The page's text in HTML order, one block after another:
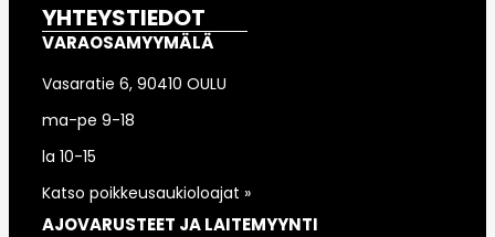
YHTEYSTIEDOT
VARAOSAMYYMÄLÄ
Vasaratie 6, 90410 OULU
ma-pe 9-18
la 10-15
Katso poikkeusaukioloajat »
AJOVARUSTEET JA LAITEMYYNTI